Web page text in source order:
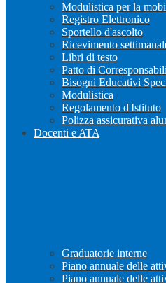
Modulistica per la
Registro Elettronico
Sportello d'ascolto
Ricevimento
Libri di testo
Patto di
Bisogni Educativi
Modulistica
Regolamento d'Istituto
Polizza assicurativa
Docenti e ATA
Graduatorie interne
Piano annuale delle
Piano annuale delle